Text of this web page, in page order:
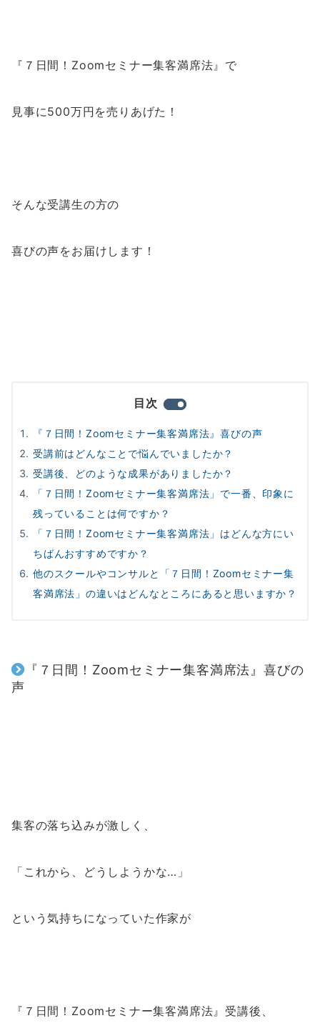
『 ７日間！Zoomセミナー集客満席法』で
見事に500万円を売りあげた！
そんな受講生の方の
喜びの声をお届けします！
目次
『７日間！Zoomセミナー集客満席法』喜びの声
受講前はどんなことで悩んでいましたか？
受講後、どのような成果がありましたか？
「７日間！Zoomセミナー集客満席法」で一番、印象に
残っていることは何ですか？
「７日間！Zoomセミナー集客満席法」はどんな方にい
ちばんおすすめですか？
他のスクールやコンサルと「７日間！Zoomセミナー集
客満席法」の違いはどんなところにあると思いますか？
『 ７日間！Zoomセミナー集客満席法 』喜びの
声
集客の落ち込みが激しく、
「これから、どうしようかな…」
という気持ちになっていた作家が
『 ７日間！Zoomセミナー集客満席法』受講後、